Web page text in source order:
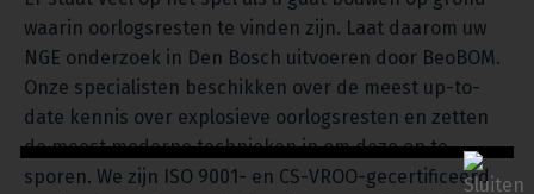
waarin oorlogsresten te vinden zijn. Laat daarom uw
NGE onderzoek in Den Bosch uitvoeren door BeoBOM.
Onze specialisten beschikken over de meest up-to-
date kennis over explosieve oorlogsresten en zetten
de meest moderne technieken in om deze op te
sporen. We zijn ISO 9001- en CS-VROO-gecertificeerd,